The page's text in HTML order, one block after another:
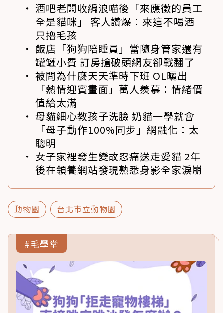
酒吧老闆收編浪喵後「來應徵的員工
全是貓咪」 客人讚爆：來這不喝酒
只擼毛孩
飯店「狗狗陪睡員」當隨身管家還有
罐罐小費 訂房搶破頭網友卻戰翻了
被問為什麼天天準時下班 OL曬出
「熱情迎賓畫面」萬人羨慕：情緒價
值給太滿
母貓細心教孩子洗臉 奶貓一學就會
「母子動作100%同步」網融化：太
聰明
女子家裡發生變故忍痛送走愛貓 2年
後在領養網站發現熟悉身影全家淚崩
動物園 台北市立動物園
#毛學堂